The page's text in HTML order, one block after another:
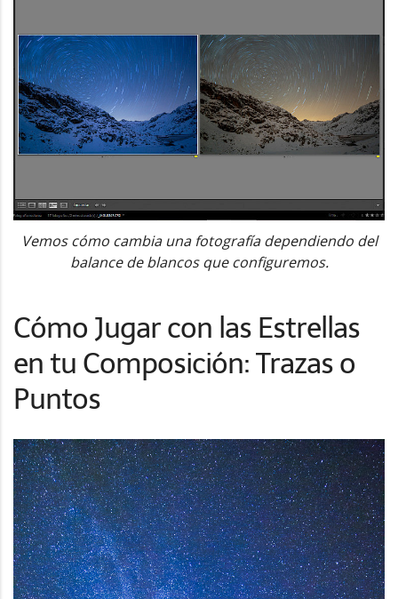
Vemos cómo cambia una fotografía dependiendo del
balance de blancos que configuremos.
Cómo Jugar con las Estrellas
en tu Composición: Trazas o
Puntos